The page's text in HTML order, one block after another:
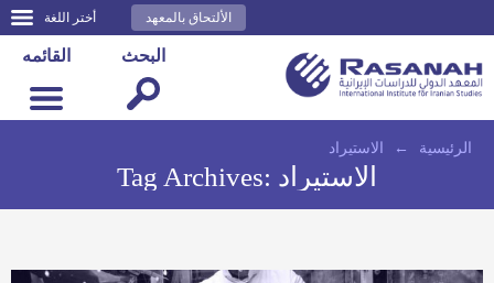
أختر اللغة الألتحاق بالمعهد
القائمه البحث
الرئيسية ← الاستيراد
Tag Archives: الاستيراد